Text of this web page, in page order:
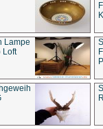
Lampe
Loft